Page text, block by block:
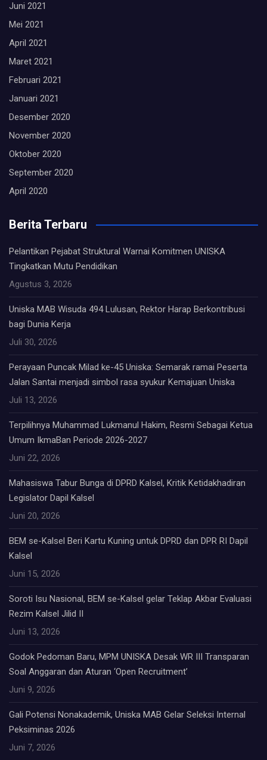
Juni 2021
Mei 2021
April 2021
Maret 2021
Februari 2021
Januari 2021
Desember 2020
November 2020
Oktober 2020
September 2020
April 2020
Berita Terbaru
Pelantikan Pejabat Struktural Warnai Komitmen UNISKA
Tingkatkan Mutu Pendidikan
Agustus 3, 2026
Uniska MAB Wisuda 494 Lulusan, Rektor Harap Berkontribusi
bagi Dunia Kerja
Juli 30, 2026
Perayaan Puncak Milad ke-45 Uniska: Semarak ramai Peserta
Jalan Santai menjadi simbol rasa syukur Kemajuan Uniska
Juli 13, 2026
Terpilihnya Muhammad Lukmanul Hakim, Resmi Sebagai Ketua
Umum IkmaBan Periode 2026-2027
Juni 22, 2026
Mahasiswa Tabur Bunga di DPRD Kalsel, Kritik Ketidakhadiran
Legislator Dapil Kalsel
Juni 20, 2026
BEM se-Kalsel Beri Kartu Kuning untuk DPRD dan DPR RI Dapil
Kalsel
Juni 15, 2026
Soroti Isu Nasional, BEM se-Kalsel gelar Teklap Akbar Evaluasi
Rezim Kalsel Jilid II
Juni 13, 2026
Godok Pedoman Baru, MPM UNISKA Desak WR III Transparan
Soal Anggaran dan Aturan ‘Open Recruitment’
Juni 9, 2026
Gali Potensi Nonakademik, Uniska MAB Gelar Seleksi Internal
Peksiminas 2026
Juni 7, 2026